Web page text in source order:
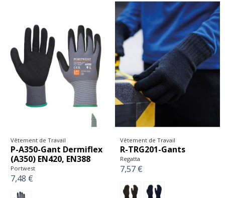
Vêtement de Travail
P-A350-Gant Dermiflex
(A350) EN420, EN388
Portwest
7,48 €
Vêtement de Travail
R-TRG201-Gants
Regatta
7,57 €